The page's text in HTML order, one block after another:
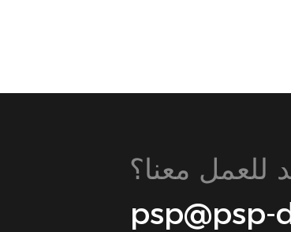
معنا؟
psp@psp-